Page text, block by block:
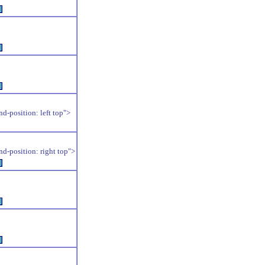
position: left top">
position: right top">